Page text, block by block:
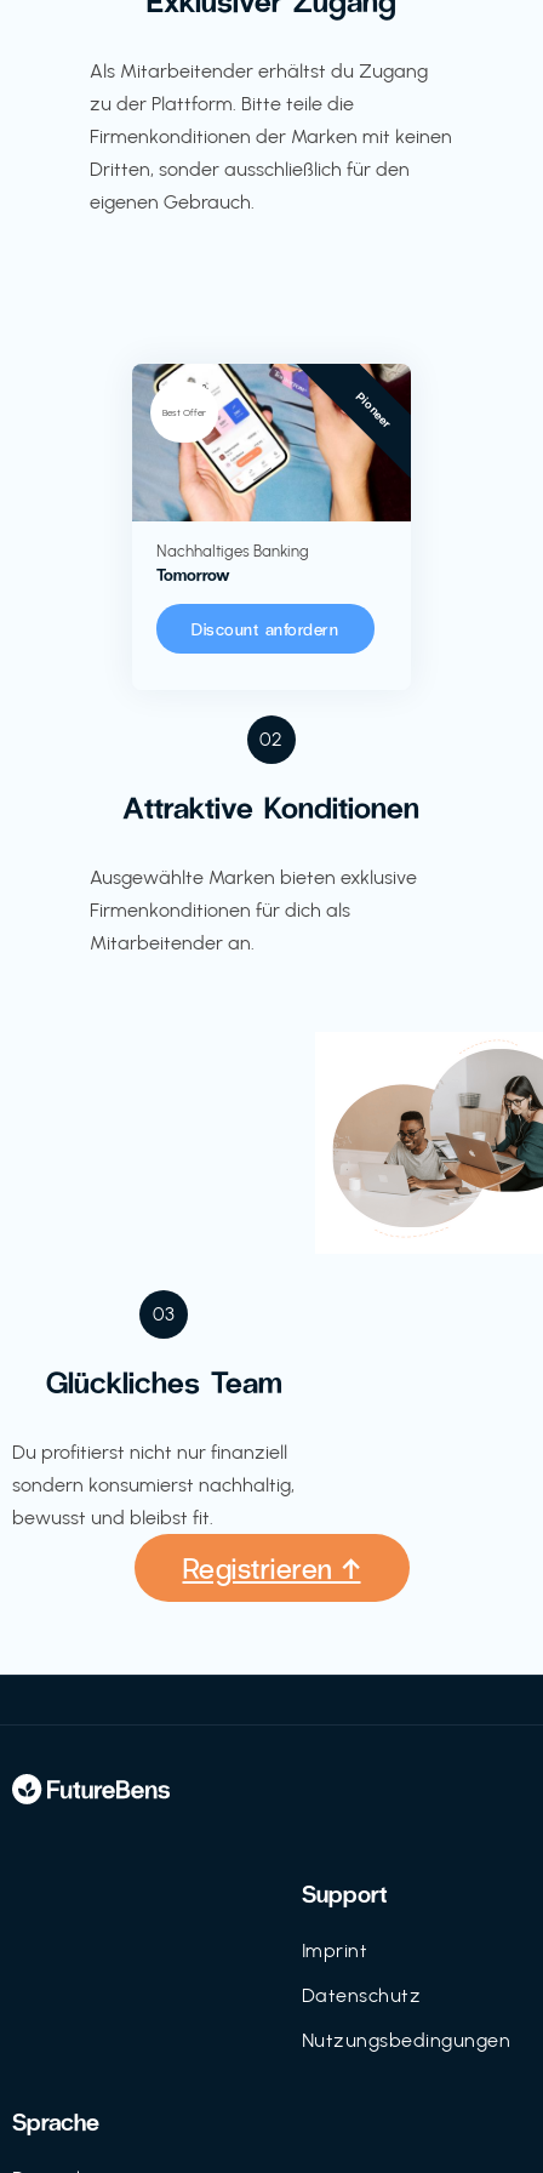
Als Mitarbeitender erhältst du Zugang
zu der Plattform. Bitte teile die
Firmenkonditionen der Marken mit keinen
Dritten, sonder ausschließlich für den
eigenen Gebrauch.
02
Attraktive Konditionen
Ausgewählte Marken bieten exklusive
Firmenkonditionen für dich als
Mitarbeitender an.
Best Offer Pioneer
Nachhaltiges Banking
Tomorrow
Discount anfordern
03
Glückliches Team
Du profitierst nicht nur finanziell
sondern konsumierst nachhaltig,
bewusst und bleibst fit.
Registrieren ↑
Support
Imprint
Datenschutz
Nutzungsbedingungen
Sprache